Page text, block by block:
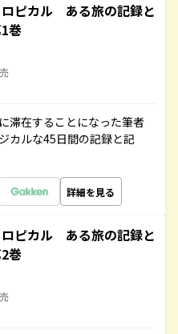
ロピカル ある旅の記録と
巻
滞在することになった筆者
カルな45日間の記録と記
詳細を見る
ロピカル ある旅の記録と
巻